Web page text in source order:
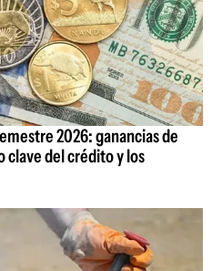
2026: ganancias de
clave del crédito y los